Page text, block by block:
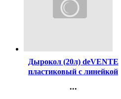
Дырокол (20л) deVENTE
пластиковый с линейкой
...